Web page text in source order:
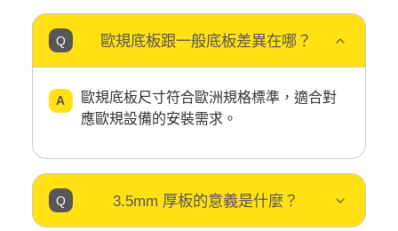
歐規底板跟一般底板差異在哪？
歐規底板尺寸符合歐洲規格標準，適合對
應歐規設備的安裝需求。
3.5mm 厚板的意義是什麼？